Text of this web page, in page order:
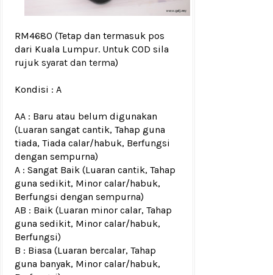
RM4680 (Tetap dan termasuk pos
dari Kuala Lumpur. Untuk COD sila
rujuk syarat dan terma)
Kondisi : A
AA : Baru atau belum digunakan
(Luaran sangat cantik, Tahap guna
tiada, Tiada calar/habuk, Berfungsi
dengan sempurna)
A : Sangat Baik (Luaran cantik, Tahap
guna sedikit, Minor calar/habuk,
Berfungsi dengan sempurna)
AB : Baik (Luaran minor calar, Tahap
guna sedikit, Minor calar/habuk,
Berfungsi)
B : Biasa (Luaran bercalar, Tahap
guna banyak, Minor calar/habuk,